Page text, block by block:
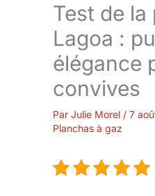
Test de la
Lagoa :
élégance
convives
Par Julie Morel / 7
Planchas à gaz